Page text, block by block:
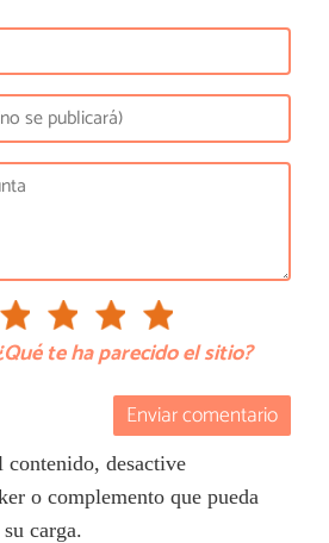
te ha parecido el sitio?
Enviar comentario
desactive
o complemento que pueda
carga.